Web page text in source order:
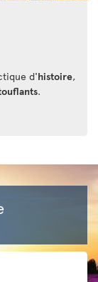
d'histoire,
.